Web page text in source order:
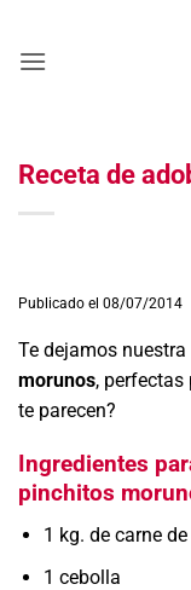
contenido
Receta de
Publicado el 08/07/2014
Te dejamos nuestra
morunos, perfectas
te parecen?
Ingredientes
pinchitos
1 kg. de carne
1 cebolla